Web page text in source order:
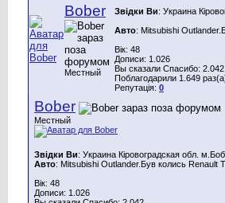
Bober
Местный
Звідки Ви: Украина
Авто: Mitsubishi
Вік: 48
Дописи: 1.026
Вы сказали Спасибо: 2.042
Поблагодарили 1.649
Репутація: 0
Bober
Местный
Звідки Ви: Украина Кіровоградская обл.
Авто: Mitsubishi Outlander.Був колись Renault
Вік: 48
Дописи: 1.026